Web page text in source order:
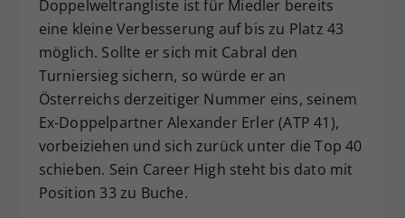
Doppelweltrangliste ist für Miedler bereits
eine kleine Verbesserung auf bis zu Platz 43
möglich. Sollte er sich mit Cabral den
Turniersieg sichern, so würde er an
Österreichs derzeitiger Nummer eins, seinem
Ex-Doppelpartner Alexander Erler (ATP 41),
vorbeiziehen und sich zurück unter die Top 40
schieben. Sein Career High steht bis dato mit
Position 33 zu Buche.